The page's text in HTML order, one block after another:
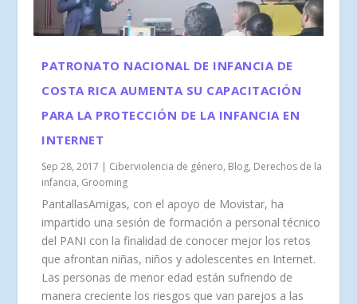
PATRONATO NACIONAL DE INFANCIA DE
COSTA RICA AUMENTA SU CAPACITACIÓN
PARA LA PROTECCIÓN DE LA INFANCIA EN
INTERNET
Sep 28, 2017 | Ciberviolencia de género, Blog, Derechos de la
infancia, Grooming
PantallasAmigas, con el apoyo de Movistar, ha
impartido una sesión de formación a personal técnico
del PANI con la finalidad de conocer mejor los retos
que afrontan niñas, niños y adolescentes en Internet.
Las personas de menor edad están sufriendo de
manera creciente los riesgos que van parejos a las